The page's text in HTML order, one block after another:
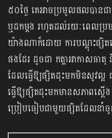
៥០ថ្ងៃ គេអាចប្រមូលផលបាន
ឬដកម្ដង រហូតដល់រយៈពេលប្
យ៉ាងណាក៏ដោយ ការបណ្ដុះផ្សិ
ផងដែរ ដូចជា កត្តាអាកាសធា
ដែលធ្វើឱ្យផ្សិតដុះមកមិនសូវល្អ
ធ្វើឱ្យផ្សិតដុះមកមានសភាពស្
ប្រៀបធៀបជាមួយផ្សិតដែលនាំ